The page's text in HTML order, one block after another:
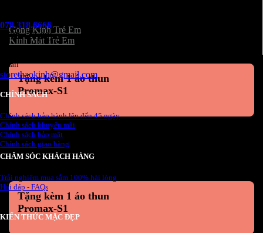
Gọng Kính Trẻ Em
Kính Mát Trẻ Em
Tặng kèm 1 áo thun
Promax-S1
Tặng kèm 1 áo thun
Promax-S1
078.318.6666
(8:30 - 22:00)
Email
storethaokinh@gmail.com
CHÍNH SÁCH
Chính sách bảo hành lên đến 45 ngày
Chính sách khuyến mãi
Chính sách bảo mật
Chính sách giao hàng
CHĂM SÓC KHÁCH HÀNG
Trải nghiệm mua sắm 100% hài lòng
Hỏi đáp - FAQs
KIẾN THỨC MẶC ĐẸP